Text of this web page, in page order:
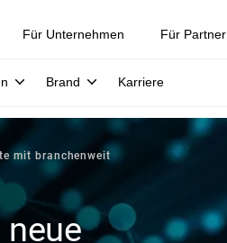
Für Unternehmen Für Partner
Brand Karriere
mit branchenweit